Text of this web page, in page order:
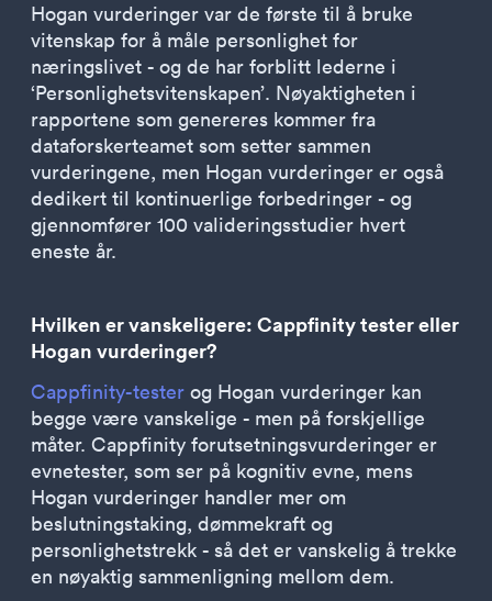
Hogan vurderinger var de første til å bruke
vitenskap for å måle personlighet for
næringslivet - og de har forblitt lederne i
‘Personlighetsvitenskapen’. Nøyaktigheten i
rapportene som genereres kommer fra
dataforskerteamet som setter sammen
vurderingene, men Hogan vurderinger er også
dedikert til kontinuerlige forbedringer - og
gjennomfører 100 valideringsstudier hvert
eneste år.
Hvilken er vanskeligere: Cappfinity tester eller
Hogan vurderinger?
Cappfinity-tester og Hogan vurderinger kan
begge være vanskelige - men på forskjellige
måter. Cappfinity forutsetningsvurderinger er
evnetester, som ser på kognitiv evne, mens
Hogan vurderinger handler mer om
beslutningstaking, dømmekraft og
personlighetstrekk - så det er vanskelig å trekke
en nøyaktig sammenligning mellom dem.